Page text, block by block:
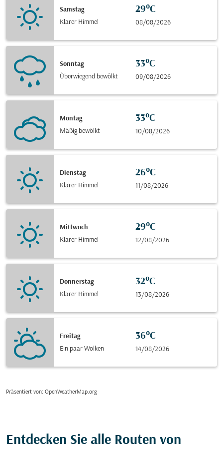
Samstag
Klarer Himmel
29°C
08/08/2026
Sonntag
Überwiegend bewölkt
33°C
09/08/2026
Montag
Mäßig bewölkt
33°C
10/08/2026
Dienstag
Klarer Himmel
26°C
11/08/2026
Mittwoch
Klarer Himmel
29°C
12/08/2026
Donnerstag
Klarer Himmel
32°C
13/08/2026
Freitag
Ein paar Wolken
36°C
14/08/2026
Präsentiert von: OpenWeatherMap.org
Entdecken Sie alle Routen von